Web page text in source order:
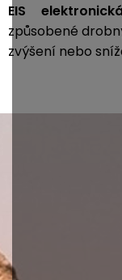
EIS
způsobené
zvýšení nebo